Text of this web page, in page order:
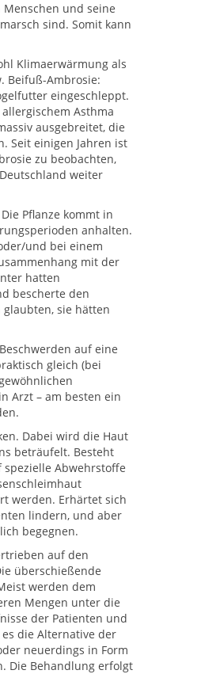
und seine
sind. Somit kann
Klimaerwärmung als
Beifuß-Ambrosie:
eingeschleppt.
Asthma
ausgebreitet, die
Seit einigen Jahren ist
zu beobachten,
weiter
Pflanze kommt in
anhalten.
und bei einem
mit der
hatten
bescherte den
sie hätten
auf eine
gleich (bei
Arzt – am besten ein
Dabei wird die Haut
beträufelt. Besteht
Abwehrstoffe
werden. Erhärtet sich
lindern, und aber
begegnen.
auf den
überschießende
werden dem
Mengen unter die
der Patienten und
die Alternative der
neuerdings in Form
Die Behandlung erfolgt